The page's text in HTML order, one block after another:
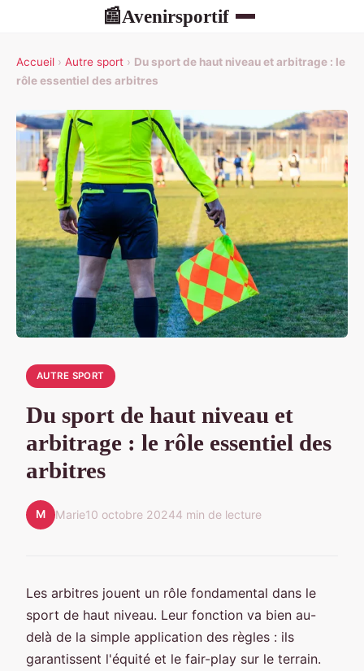
📰Avenirsportif
Accueil › Autre sport › Du sport de haut niveau et arbitrage : le
rôle essentiel des arbitres
AUTRE SPORT
Du sport de haut niveau et
arbitrage : le rôle essentiel des
arbitres
M Marie10 octobre 20244 min de lecture
Les arbitres jouent un rôle fondamental dans le
sport de haut niveau. Leur fonction va bien au-
delà de la simple application des règles : ils
garantissent l'équité et le fair-play sur le terrain.